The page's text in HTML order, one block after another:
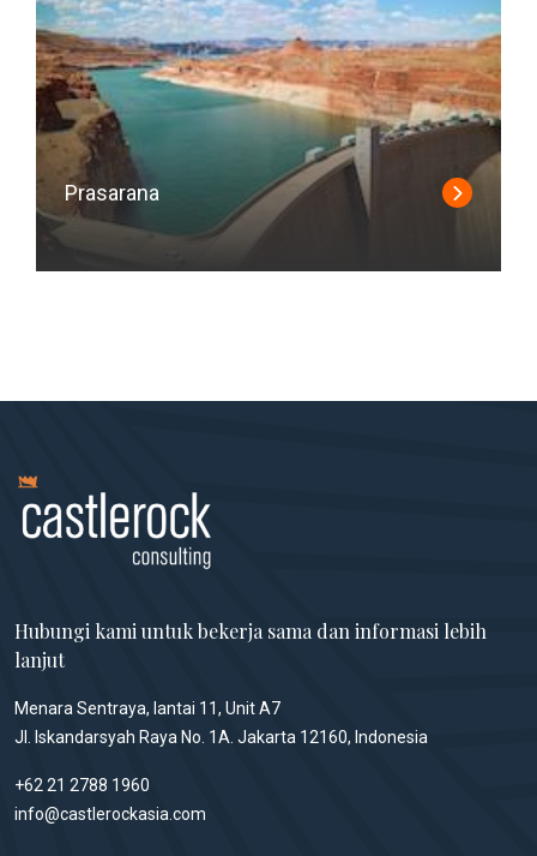
Prasarana
Hubungi kami untuk bekerja sama dan informasi lebih
lanjut
Menara Sentraya, lantai 11, Unit A7
Jl. Iskandarsyah Raya No. 1A. Jakarta 12160, Indonesia
+62 21 2788 1960
info@castlerockasia.com